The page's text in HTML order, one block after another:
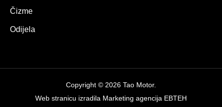
Čizme
Odijela
Copyright © 2026 Tao Motor.
Web stranicu izradila Marketing agencija EBTEH